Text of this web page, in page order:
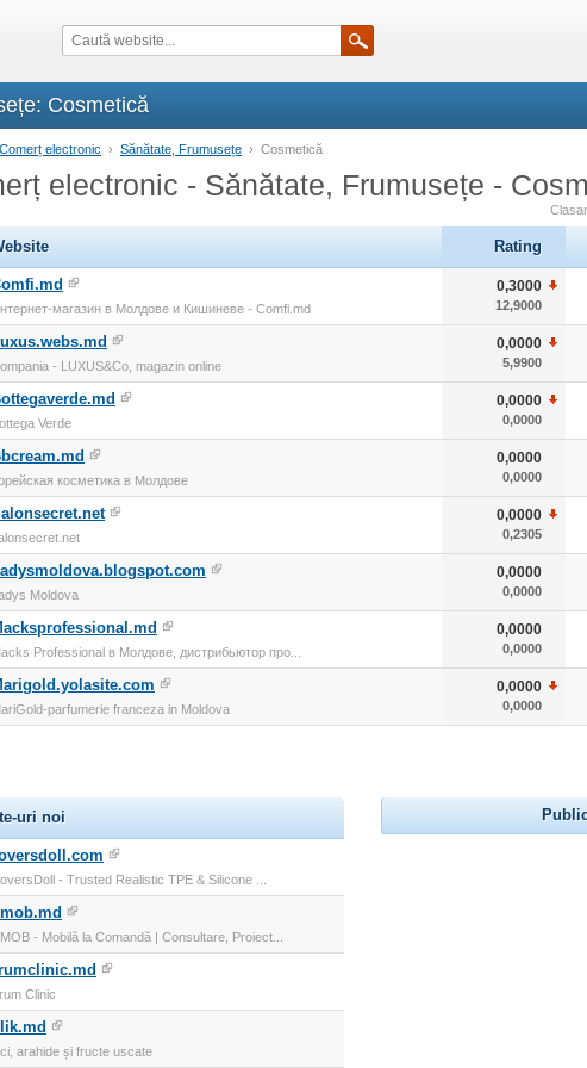
Cosmetică
Comerț electronic › Sănătate, Frumusețe › Cosmetică
electronic - Sănătate, Frumusețe -
Rating
магазин в Молдове и Кишиневе - Comfi.md
0,3000
12,9000
- LUXUS&Co, magazin online
0,0000
5,9900
Verde
0,0000
0,0000
косметика в Молдове
0,0000
0,0000
0,0000
0,2305
Moldova
0,0000
0,0000
Professional в Молдове, дистрибьютор про...
0,0000
0,0000
parfumerie franceza in Moldova
0,0000
0,0000
uri noi
- Trusted Realistic TPE & Silicone ...
- Mobilă la Comandă | Consultare, Proiect...
Clinic
arahide și fructe uscate